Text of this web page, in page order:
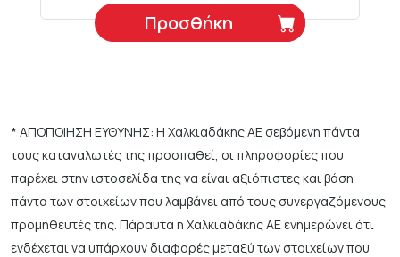
Προσθήκη
* ΑΠΟΠΟΙΗΣΗ ΕΥΘΥΝΗΣ: Η Χαλκιαδάκης ΑΕ σεβόμενη πάντα
τους καταναλωτές της προσπαθεί, οι πληροφορίες που
παρέχει στην ιστοσελίδα της να είναι αξιόπιστες και βάση
πάντα των στοιχείων που λαμβάνει από τους συνεργαζόμενους
προμηθευτές της. Πάραυτα η Χαλκιαδάκης ΑΕ ενημερώνει ότι
ενδέχεται να υπάρχουν διαφορές μεταξύ των στοιχείων που